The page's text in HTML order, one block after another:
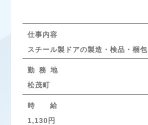
仕事内容
スチール製ドアの製造・検品・梱包
勤 務 地
松茂町
時 給
1,130円